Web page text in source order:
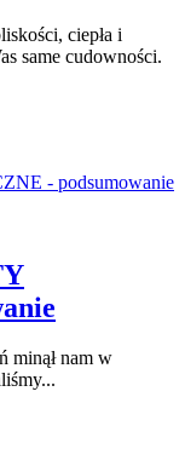
ciepła i
same cudowności.
minął nam w